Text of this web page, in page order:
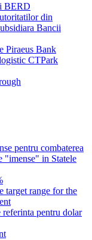
BERD
din
Bancii
Piraeus Bank
CTPark
pentru combaterea
"imense" in Statele
target range for the
referinta pentru dolar